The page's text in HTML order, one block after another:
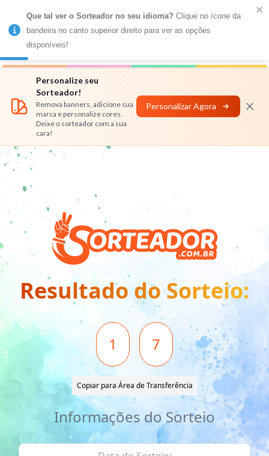
MENU
Números
Personalize seu
Sorteador!
Remova banners, adicione sua
marca e personalize cores.
Deixe o sorteador com a sua
cara!
Personalizar Agora
Resultado do Sorteio:
1 7
Copiar para Área de Transferência
Informações do Sorteio
Que tal ver o Sorteador no seu idioma? Clique no ícone da
bandeira no canto superior direito para ver as opções
disponíveis!